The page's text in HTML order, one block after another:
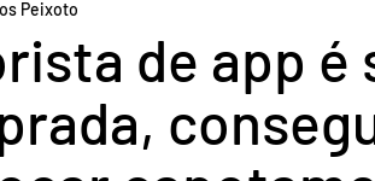
Brasil
Saúde
de app é
Peixoto